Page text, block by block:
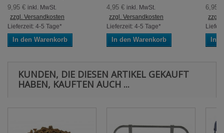
9,95 € inkl. MwSt.
zzgl. Versandkosten
Lieferzeit: 4-5 Tage*
In den Warenkorb
4,95 € inkl. MwSt.
zzgl. Versandkosten
Lieferzeit: 4-5 Tage*
In den Warenkorb
6,95
zzgl.
In
KUNDEN, DIE DIESEN ARTIKEL GEKAUFT
HABEN, KAUFTEN AUCH ...